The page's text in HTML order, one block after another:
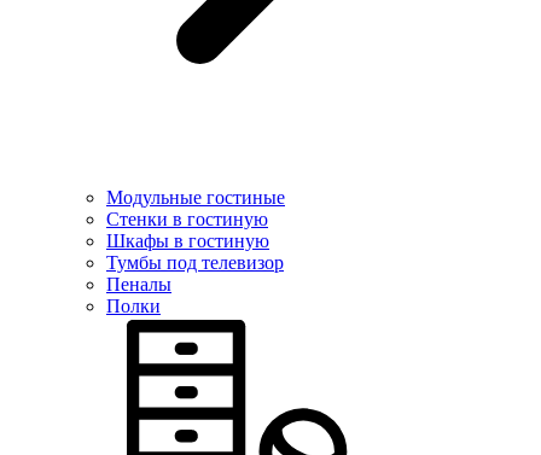
Модульные гостиные
Стенки в гостиную
Шкафы в гостиную
Тумбы под телевизор
Пеналы
Полки